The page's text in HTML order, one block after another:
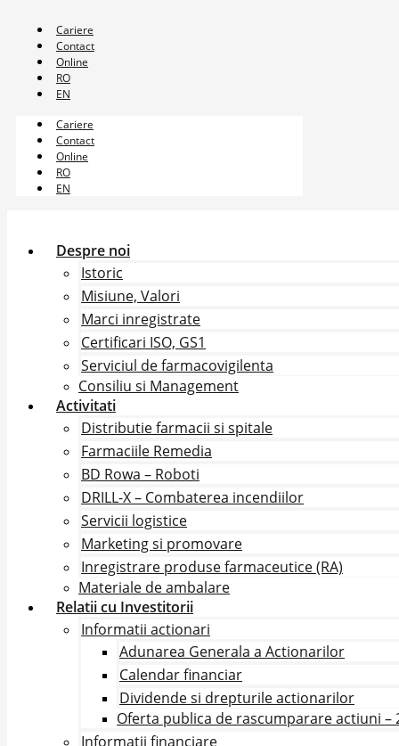
conținut
Cariere
Contact
Online
RO
EN
Cariere
Contact
Online
RO
EN
Despre noi
Istoric
Misiune, Valori
Marci inregistrate
Certificari ISO, GS1
Serviciul de farmacovigilenta
Consiliu si Management
Activitati
Distributie farmacii si spitale
Farmaciile Remedia
BD Rowa – Roboti
DRILL-X – Combaterea incendiilor
Servicii logistice
Marketing si promovare
Inregistrare produse farmaceutice (RA)
Materiale de ambalare
Relatii cu Investitorii
Informatii actionari
Adunarea Generala a Actionarilor
Calendar financiar
Dividende si drepturile actionarilor
Oferta publica de rascumparare actiuni –
Informatii financiare